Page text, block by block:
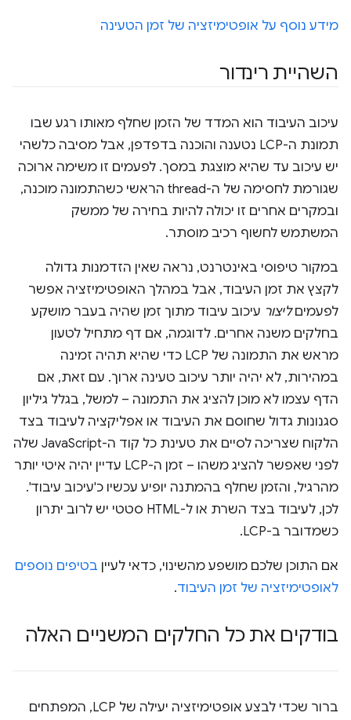
מידע נוסף על אופטימיזציה של זמן הטעינה
השהיית רינדור
עיכוב העיבוד הוא המדד של הזמן שחלף מאותו רגע שבו
תמונת ה-LCP נטענה והוכנה בדפדפן, אבל מסיבה כלשהי
יש עיכוב עד שהיא מוצגת במסך. לפעמים זו משימה ארוכה
שגורמת לחסימה של ה-thread הראשי כשהתמונה מוכנה,
ובמקרים אחרים זו יכולה להיות בחירה של ממשק
המשתמש לחשוף רכיב מוסתר.
במקור טיפוסי באינטרנט, נראה שאין הזדמנות גדולה
לקצץ את זמן העיבוד, אבל במהלך האופטימיזציה אפשר
לפעמיםליצור עיכוב עיבוד מתוך זמן שהיה בעבר מושקע
בחלקים משנה אחרים. לדוגמה, אם דף מתחיל לטעון
מראש את התמונה של LCP כדי שהיא תהיה זמינה
במהירות, לא יהיה יותר עיכוב טעינה ארוך. עם זאת, אם
הדף עצמו לא מוכן להציג את התמונה – למשל, בגלל גיליון
סגנונות גדול שחוסם את העיבוד או אפליקציה לעיבוד בצד
הלקוח שצריכה לסיים את טעינת כל קוד ה-JavaScript שלה
לפני שאפשר להציג משהו – זמן ה-LCP עדיין יהיה איטי יותר
מהרגיל, והזמן שחלף בהמתנה יופיע עכשיו כ'עיכוב עיבוד'.
לכן, לעיבוד בצד השרת או ל-HTML סטטי יש לרוב יתרון
כשמדובר ב-LCP.
אם התוכן שלכם מושפע מהשינוי, כדאי לעיין בטיפים נוספים
לאופטימיזציה של זמן העיבוד.
בודקים את כל החלקים המשניים האלה
ברור שכדי לבצע אופטימיזציה יעילה של LCP, המפתחים